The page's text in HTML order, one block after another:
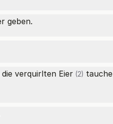
geben.
verquirlten Eier (2)